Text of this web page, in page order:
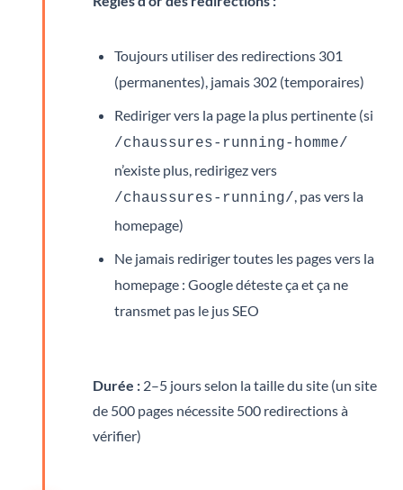
Toujours utiliser des redirections 301
(permanentes), jamais 302 (temporaires)
Rediriger vers la page la plus pertinente (si
/chaussures-running-homme/
n’existe plus, redirigez vers
/chaussures-running/ , pas vers la
homepage)
Ne jamais rediriger toutes les pages vers la
homepage : Google déteste ça et ça ne
transmet pas le jus SEO
Durée : 2–5 jours selon la taille du site (un site
de 500 pages nécessite 500 redirections à
vérifier)